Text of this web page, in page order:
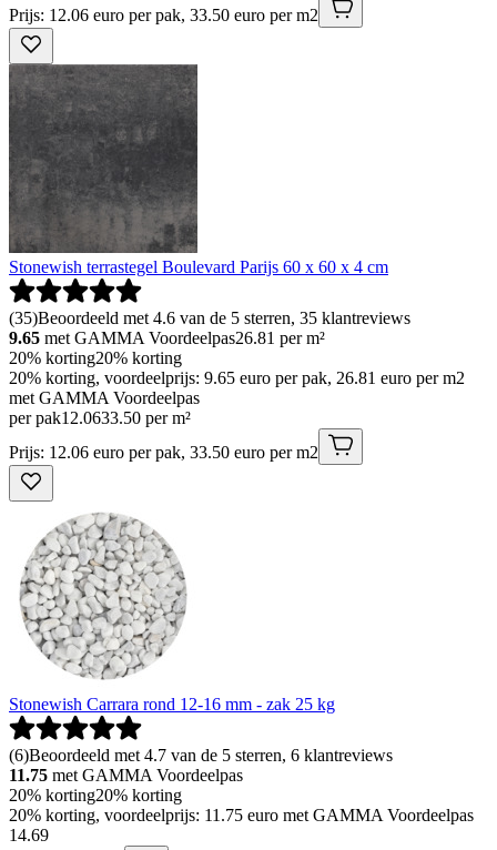
Prijs: 12.06 euro per pak, 33.50 euro per m2
Stonewish terrastegel Boulevard Parijs 60 x 60 x 4 cm
(35)Beoordeeld met 4.6 van de 5 sterren, 35 klantreviews
9.65 met GAMMA Voordeelpas26.81 per m²
20% korting20% korting
20% korting, voordeelprijs: 9.65 euro per pak, 26.81 euro per m2
met GAMMA Voordeelpas
per pak12.0633.50 per m²
Prijs: 12.06 euro per pak, 33.50 euro per m2
Stonewish Carrara rond 12-16 mm - zak 25 kg
(6)Beoordeeld met 4.7 van de 5 sterren, 6 klantreviews
11.75 met GAMMA Voordeelpas
20% korting20% korting
20% korting, voordeelprijs: 11.75 euro met GAMMA Voordeelpas
14.69